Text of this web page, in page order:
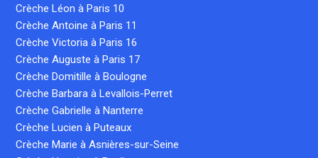
Crèche Léon à Paris 10
Crèche Antoine à Paris 11
Crèche Victoria à Paris 16
Crèche Auguste à Paris 17
Crèche Domitille à Boulogne
Crèche Barbara à Levallois-Perret
Crèche Gabrielle à Nanterre
Crèche Lucien à Puteaux
Crèche Marie à Asnières-sur-Seine